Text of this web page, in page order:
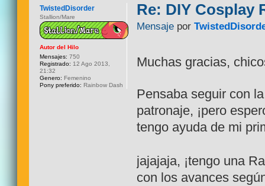
Re: DIY Cosplay
Mensaje por
Muchas gracias,
Pensaba seguir con
patronaje, ¡pero
tengo ayuda de mi
jajajaja, ¡tengo una
con los avances
TwistedDisorder
Stallion/Mare
Autor del Hilo
Mensajes: 750
Registrado: 12 Ago 2013,
21:32
Genero: Femenino
Pony preferido: Rainbow Dash